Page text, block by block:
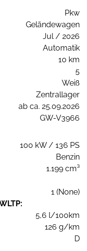
Pkw
Geländewagen
Jul / 2026
Automatik
10 km
5
Weiß
Zentrallager
ab ca. 25.09.2026
GW-V3966
100 kW / 136 PS
Benzin
1.199 cm³
1 (None)
5,6 l/100km
126 g/km
D